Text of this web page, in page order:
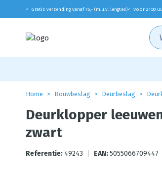
✓ Gratis verzending vanaf 75,- (m.u.v. lengtes)✓ Voor 21:00
Home Bouwbeslag Deurbeslag
Deurklopper
zwart
Referentie: 49243 EAN:5055066709447